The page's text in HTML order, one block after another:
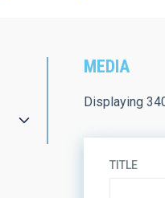
MEDIA
Displaying
TITLE